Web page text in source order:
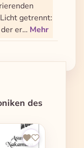
getrennt:
er… Mehr
des